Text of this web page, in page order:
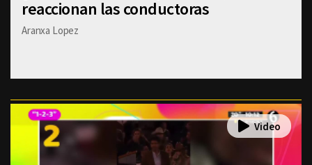
reaccionan las conductoras
Aranxa Lopez